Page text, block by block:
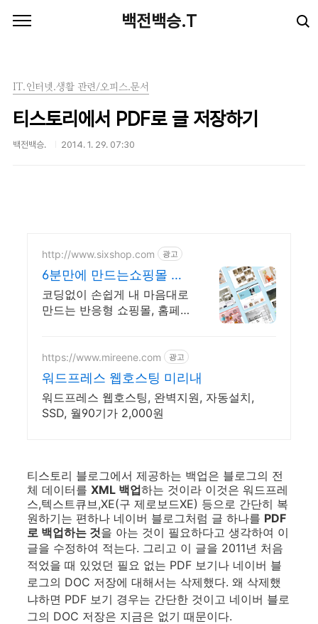
백전백승.T
IT.인터넷.생활 관련/오피스.문서
티스토리에서 PDF로 글 저장하기
백전백승. 2014. 1. 29. 07:30
http://www.sixshop.com 광고
6분만에 만드는쇼핑몰 식
스샵
코딩없이 손쉽게 내 마음대로
만드는 반응형 쇼핑몰, 홈페
https://www.mireene.com 광고
워드프레스 웹호스팅 미리내
워드프레스 웹호스팅, 완벽지원, 자동설치,
SSD, 월90기가 2,000원
티스토리 블로그에서 제공하는 백업은 블로그의 전
체 데이터를 XML 백업하는 것이라 이것은 워드프레
스,텍스트큐브,XE(구 제로보드XE) 등으로 간단히 복
원하기는 편하나 네이버 블로그처럼 글 하나를 PDF
로 백업하는 것을 아는 것이 필요하다고 생각하여 이
글을 수정하여 적는다. 그리고 이 글을 2011년 처음
적었을 때 있었던 필요 없는 PDF 보기나 네이버 블
로그의 DOC 저장에 대해서는 삭제했다. 왜 삭제했
냐하면 PDF 보기 경우는 간단한 것이고 네이버 블로
그의 DOC 저장은 지금은 없기 때문이다.